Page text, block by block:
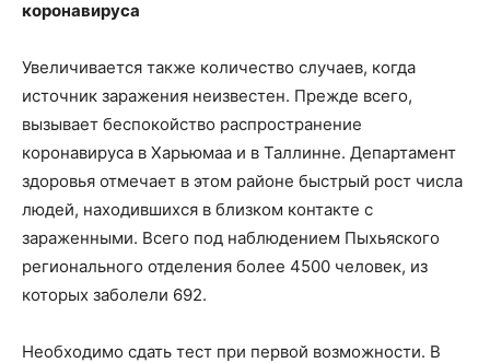
коронавируса
Увеличивается также количество случаев, когда
источник заражения неизвестен. Прежде всего,
вызывает беспокойство распространение
коронавируса в Харьюмаа и в Таллинне. Департамент
здоровья отмечает в этом районе быстрый рост числа
людей, находившихся в близком контакте с
зараженными. Всего под наблюдением Пыхьяского
регионального отделения более 4500 человек, из
которых заболели 692.
Необходимо сдать тест при первой возможности. В